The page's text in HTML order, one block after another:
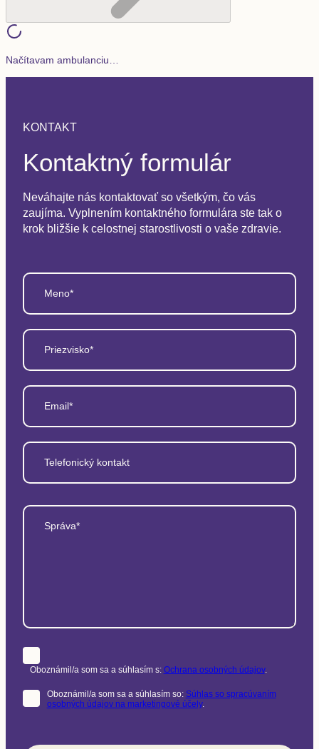
Načítavam ambulanciu…
KONTAKT
Kontaktný formulár
Neváhajte nás kontaktovať so všetkým, čo vás
zaujíma. Vyplnením kontaktného formulára ste tak o
krok bližšie k celostnej starostlivosti o vaše zdravie.
Meno*
Priezvisko*
Email*
Telefonický kontakt
Správa*
Oboznámil/a som sa a súhlasím s: Ochrana osobných údajov.
Oboznámil/a som sa a súhlasím so: Súhlas so spracúvaním
osobných údajov na marketingové účely.